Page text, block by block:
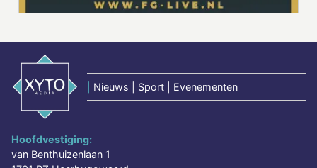
Nieuws | Sport | Evenementen
Hoofdvestiging:
van Benthuizenlaan 1